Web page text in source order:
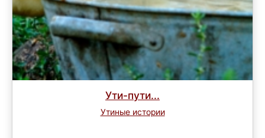
Ути-пути...
Утиные истории